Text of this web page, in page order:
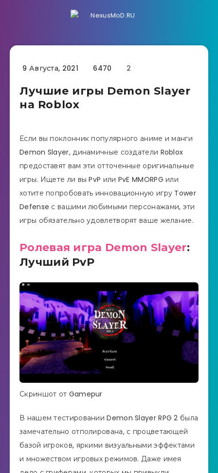
9 Августа, 2021 6470 2
Лучшие игры Demon Slayer
на Roblox
Если вы поклонник популярного аниме и манги
Demon Slayer, динамичные создатели Roblox
предоставят вам эти отточенные оригинальные
игры. Ищете ли вы PvP или PvE MMORPG или
хотите попробовать инновационную игру Tower
Defense с вашими любимыми персонажами, эти
игры обязательно удовлетворят ваше желание.
Ролевая игра Demon Slayer:
Лучший PvP
Скриншот от Gamepur
В нашем тестировании Demon Slayer RPG 2 была
замечательно отполирована, с процветающей
базой игроков, яркими визуальными эффектами
и множеством игровых режимов. Даже имея